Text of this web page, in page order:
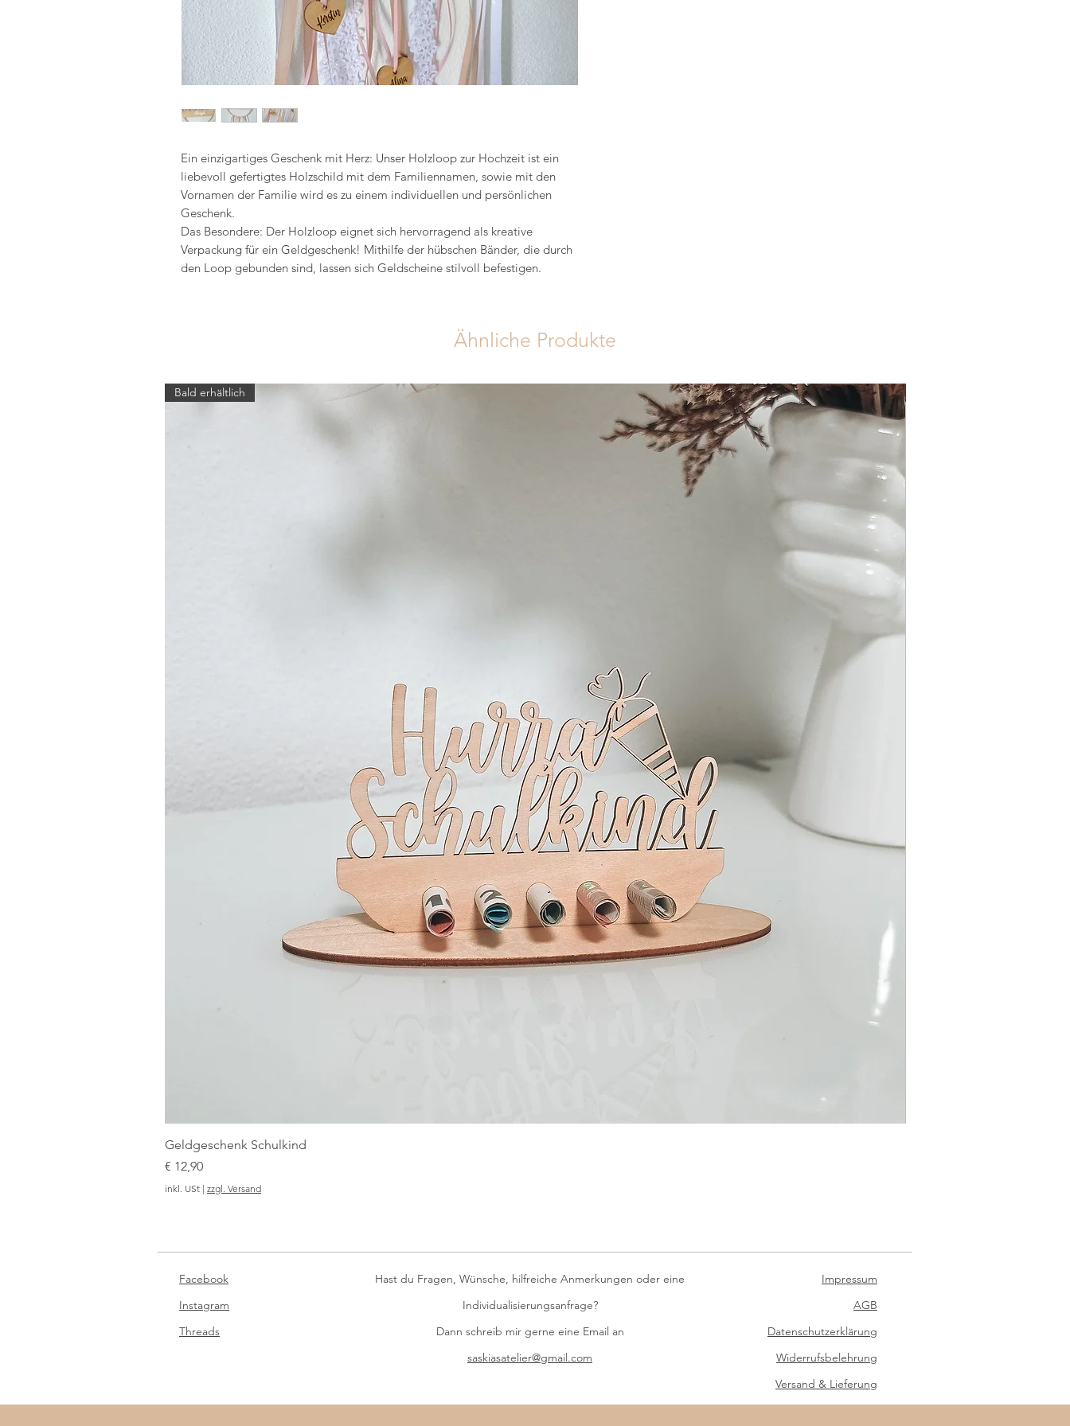
Ein einzigartiges Geschenk mit Herz: Unser Holzloop zur Hochzeit ist ein
liebevoll gefertigtes Holzschild mit dem Familiennamen, sowie mit den
Vornamen der Familie wird es zu einem individuellen und persönlichen
Geschenk.
Das Besondere: Der Holzloop eignet sich hervorragend als kreative
Verpackung für ein Geldgeschenk! Mithilfe der hübschen Bänder, die durch
den Loop gebunden sind, lassen sich Geldscheine stilvoll befestigen.
Ähnliche Produkte
Bald erhältlich
Geldgeschenk Schulkind
Preis
€ 12,90
inkl. USt | zzgl. Versand
Facebook
Instagram
Threads
Hast du Fragen, Wünsche, hilfreiche Anmerkungen oder eine
Individualisierungsanfrage?
Dann schreib mir gerne eine Email an
saskiasatelier@gmail.com
Impressum
AGB
Datenschutzerklärung
Widerrufsbelehrung
Versand & Lieferung